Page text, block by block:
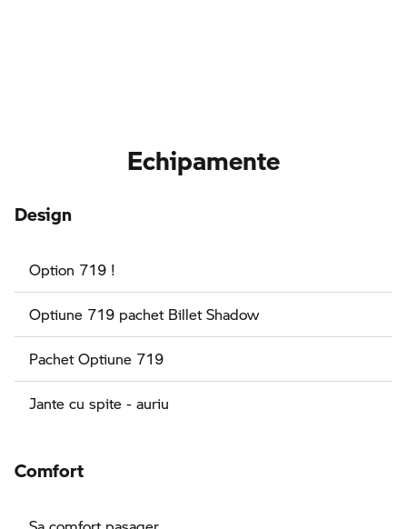
Echipamente
Design
Option 719 !
Optiune 719 pachet Billet Shadow
Pachet Optiune 719
Jante cu spite - auriu
Comfort